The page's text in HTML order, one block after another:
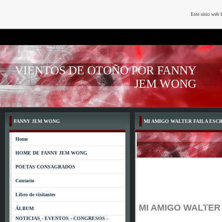
VIENTOS DE OTOÑO POR FANNY
JEM WONG
FANNY JEM WONG
Home
HOME DE FANNY JEM WONG
POETAS CONSAGRADOS
Contacto
Libro de visitantes
ÁLBUM
NOTICIAS - EVENTOS - CONGRESOS -
MI AMIGO WALTER FAILA
MI AMIGO
Este sitio web